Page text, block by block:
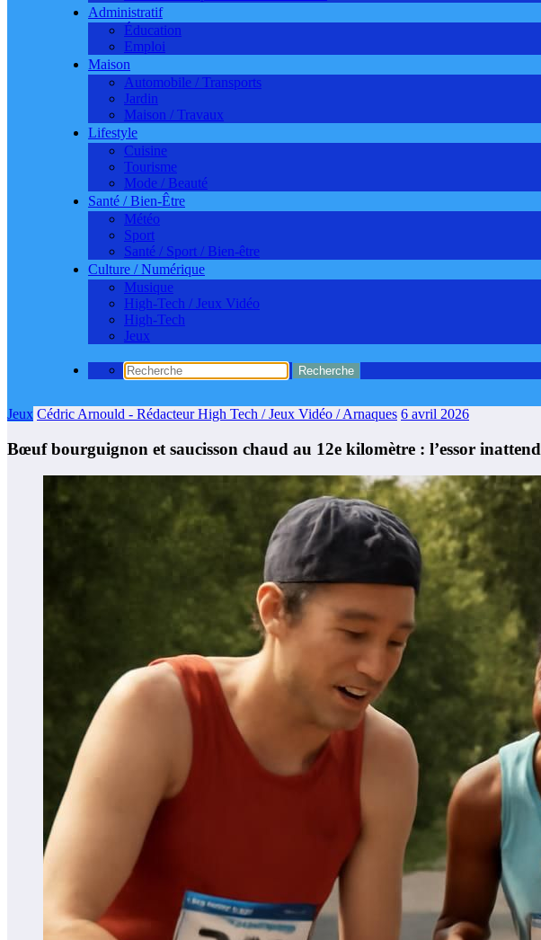
Administratif
Éducation
Emploi
Maison
Automobile / Transports
Jardin
Maison / Travaux
Lifestyle
Cuisine
Tourisme
Mode / Beauté
Santé / Bien-Être
Météo
Sport
Santé / Sport / Bien-être
Culture / Numérique
Musique
High-Tech / Jeux Vidéo
High-Tech
Jeux
Jeux Cédric Arnould - Rédacteur High Tech / Jeux Vidéo / Arnaques 6 avril 2026
Bœuf bourguignon et saucisson chaud au 12e kilomètre : l’essor